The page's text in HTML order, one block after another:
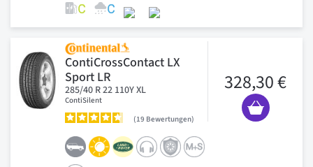
ContiCrossContact LX
Sport LR
285/40 R 22 110Y XL
ContiSilent
19 Bewertungen
328,30 €